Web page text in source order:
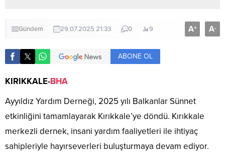
Gündem 29.07.2025 21:33 0 9 A+ A-
ABONE OL
KIRIKKALE-BHA
Ayyıldız Yardım Derneği, 2025 yılı Balkanlar Sünnet
etkinliğini tamamlayarak Kırıkkale’ye döndü. Kırıkkale
merkezli dernek, insani yardım faaliyetleri ile ihtiyaç
sahipleriyle hayırseverleri buluşturmaya devam ediyor.